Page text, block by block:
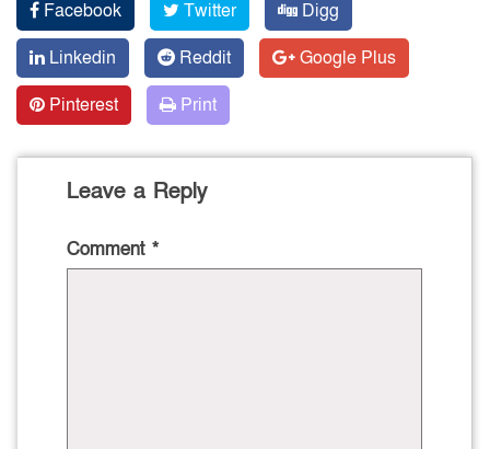
Facebook Twitter
Digg
Linkedin
Reddit
Google Plus
Pinterest
Print
Leave a Reply
Comment *